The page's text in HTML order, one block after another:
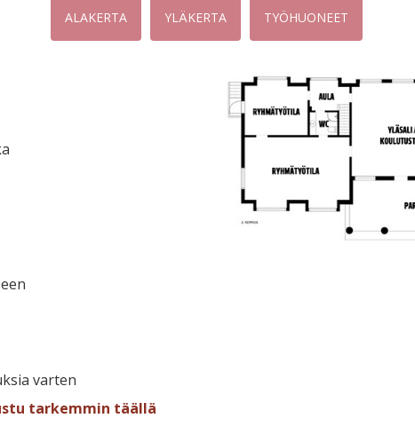
ALAKERTA YLÄKERTA TYÖHUONEET
varten
tarkemmin täällä